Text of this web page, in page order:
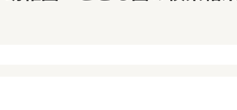
おすすめの園